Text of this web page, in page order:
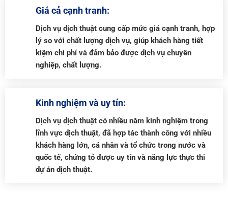
Giá cả cạnh tranh:
Dịch vụ dịch thuật cung cấp mức giá cạnh tranh, hợp
lý so với chất lượng dịch vụ, giúp khách hàng tiết
kiệm chi phí và đảm bảo được dịch vụ chuyên
nghiệp, chất lượng.
Kinh nghiệm và uy tín:
Dịch vụ dịch thuật có nhiều năm kinh nghiệm trong
lĩnh vực dịch thuật, đã hợp tác thành công với nhiều
khách hàng lớn, cá nhân và tổ chức trong nước và
quốc tế, chứng tỏ được uy tín và năng lực thực thi
dự án dịch thuật.